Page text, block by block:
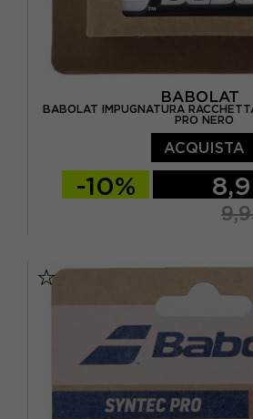
BABOLAT
BABOLAT IMPUGNATURA
PRO NERO
ACQUISTA
-10%